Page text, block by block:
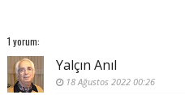
1 yorum:
Yalçın Anıl
18 Ağustos 2022 00:26